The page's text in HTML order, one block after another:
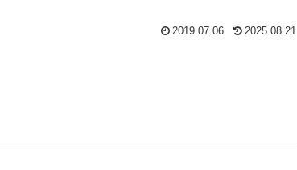
2019.07.06 2025.08.21